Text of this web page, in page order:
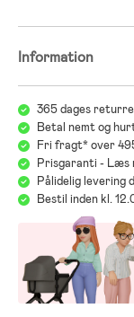
Information
365 dages
Betal nemt og
Fri fragt* over
Prisgaranti - Læs
Pålidelig levering
Bestil inden kl.